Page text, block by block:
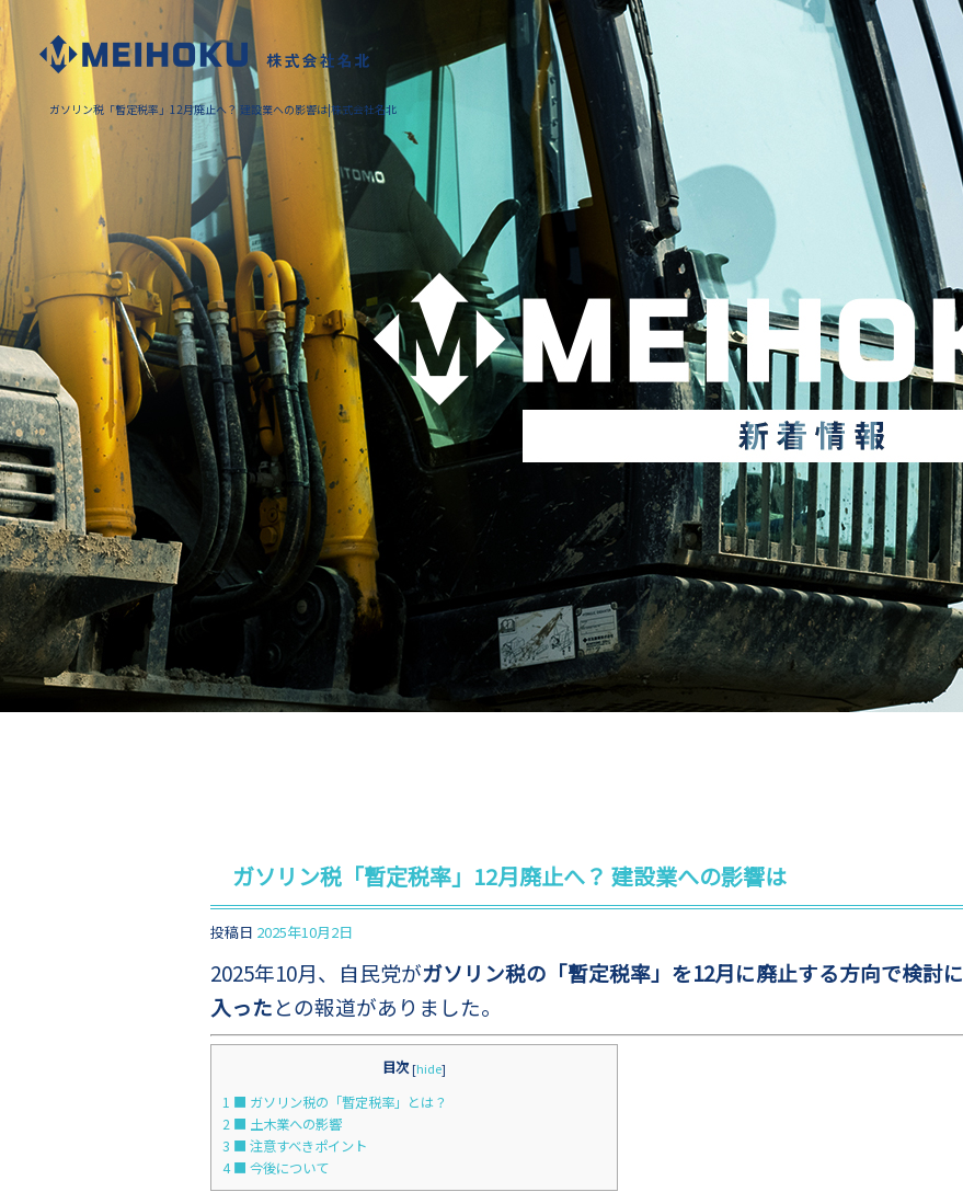
ガソリン税「暫定税率」12月廃止へ？ 建設業への影響は|株式会社名北
ガソリン税「暫定税率」12月廃止へ？ 建設業への影響は
投稿日 2025年10月2日
2025年10月、自民党がガソリン税の「暫定税率」を12月に廃止する方向で検討に
入ったとの報道がありました。
目次[hide]
1 ■ ガソリン税の「暫定税率」とは？
2 ■ 土木業への影響
3 ■ 注意すべきポイント
4■ 今後について